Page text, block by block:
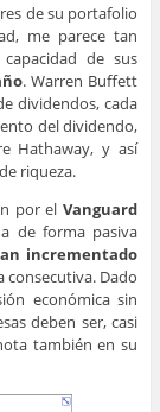
de su portafolio
me parece tan
de sus
. Warren Buffett
dividendos, cada
del dividendo,
Hathaway, y así
riqueza.
por elVanguard
de forma pasiva
incrementado
Dado
económica sin
deben ser, casi
también en su